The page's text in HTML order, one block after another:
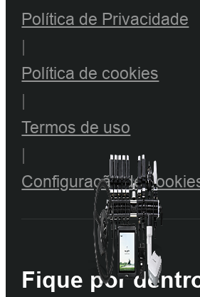
Política de Privacidade
|
Política de cookies
|
Termos de uso
|
Configuração de
Fique por